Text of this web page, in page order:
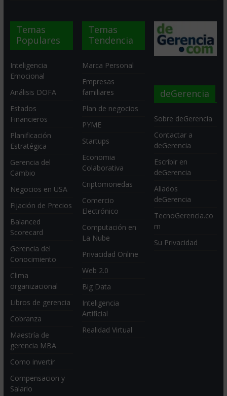
Temas
Populares
Inteligencia
Emocional
Análisis DOFA
Estados
Financieros
Planificación
Estratégica
Gerencia del
Cambio
Negocios en USA
Fijación de Precios
Balanced
Scorecard
Gerencia del
Conocimiento
Clima
organizacional
Libros de gerencia
Cobranza
Maestría de
gerencia MBA
Como invertir
Compensacion y
Salario
Temas
Tendencia
Marca Personal
Empresas
familiares
Plan de negocios
PYME
Startups
Economia
Colaborativa
Criptomonedas
Comercio
Electrónico
Computación en
La Nube
Privacidad Online
Web 2.0
Big Data
Inteligencia
Artificial
Realidad Virtual
deGerencia
Sobre deGerencia
Contactar a
deGerencia
Escribir en
deGerencia
Aliados
deGerencia
TecnoGerencia.co
m
Su Privacidad